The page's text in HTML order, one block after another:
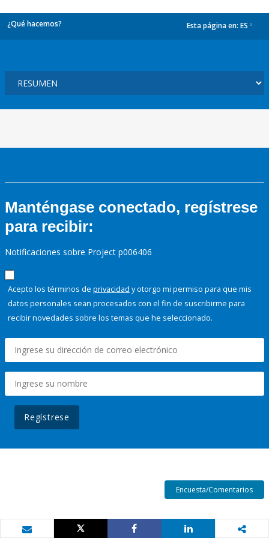
¿Qué hacemos? Esta página en: ES
Manténgase conectado, regístrese
para recibir:
Notificaciones sobre Project p006406
Acepto los términos de privacidad y otorgo mi permiso para que mis
datos personales sean procesados con el fin de suscribirme para
recibir novedades sobre los temas que he seleccionado.
Regístrese
Encuesta/Comentarios